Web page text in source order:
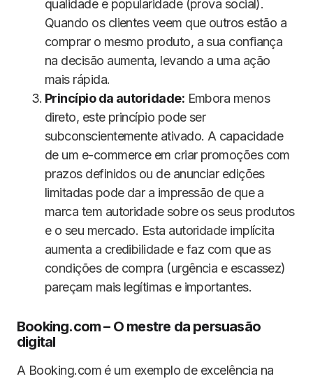
qualidade e popularidade (prova social).
Quando os clientes veem que outros estão a
comprar o mesmo produto, a sua confiança
na decisão aumenta, levando a uma ação
mais rápida.
Princípio da autoridade: Embora menos
direto, este princípio pode ser
subconscientemente ativado. A capacidade
de um e-commerce em criar promoções com
prazos definidos ou de anunciar edições
limitadas pode dar a impressão de que a
marca tem autoridade sobre os seus produtos
e o seu mercado. Esta autoridade implícita
aumenta a credibilidade e faz com que as
condições de compra (urgência e escassez)
pareçam mais legítimas e importantes.
Booking.com – O mestre da persuasão
digital
A Booking.com é um exemplo de excelência na